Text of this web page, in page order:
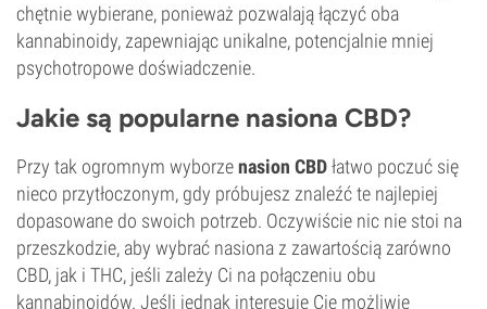
chętnie wybierane, ponieważ pozwalają łączyć oba
kannabinoidy, zapewniając unikalne, potencjalnie mniej
psychotropowe doświadczenie.
Jakie są popularne nasiona CBD?
Przy tak ogromnym wyborzenasion CBDłatwo poczuć się
nieco przytłoczonym, gdy próbujesz znaleźć te najlepiej
dopasowane do swoich potrzeb. Oczywiście nic nie stoi na
przeszkodzie, aby wybrać nasiona z zawartością zarówno
CBD, jak i THC, jeśli zależy Ci na połączeniu obu
kannabinoidów. Jeśli jednak interesuje Cię możliwie